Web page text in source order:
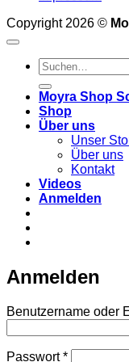
Copyright 2026 ©
Suchen
nach:
Moyra Shop
Shop
Über uns
Unser
Über uns
Kontakt
Videos
Anmelden
Anmelden
Benutzername oder
Passwort*Erforderlich